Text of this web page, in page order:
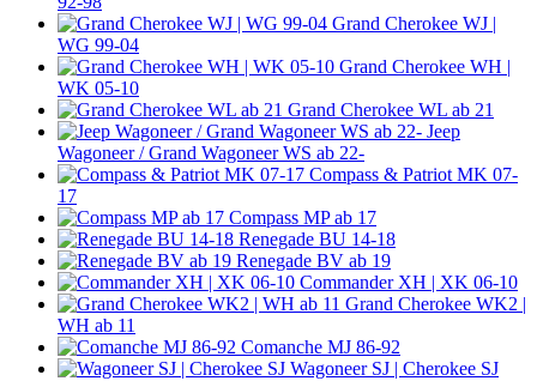
Grand Cherokee WJ |
WG 99-04
Grand Cherokee WH |
WK 05-10
Grand Cherokee WL ab 21
Jeep
Wagoneer / Grand Wagoneer WS ab 22-
Compass & Patriot MK 07-
17
Compass MP ab 17
Renegade BU 14-18
Renegade BV ab 19
Commander XH | XK 06-10
Grand Cherokee WK2 |
WH ab 11
Comanche MJ 86-92
Wagoneer SJ | Cherokee SJ